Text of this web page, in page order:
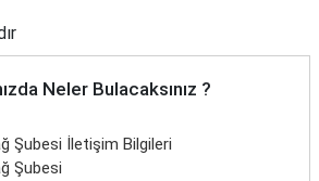
Neler Bulacaksınız ?
Şubesi İletişim Bilgileri
Şubesi